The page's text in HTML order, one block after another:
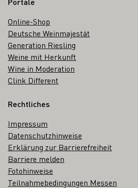
Online-Shop
Deutsche Weinmajestät
Generation Riesling
Weine mit Herkunft
Wine in Moderation
Clink Different
Rechtliches
Impressum
Datenschutzhinweise
Erklärung zur Barrierefreiheit
Barriere melden
Fotohinweise
Teilnahmebedingungen Messen